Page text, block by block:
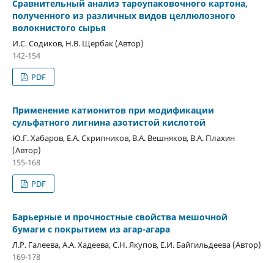
Сравнительный анализ тароупаковочного картона,
полученного из различных видов целлюлозного
волокнистого сырья
И.С. Содиков, Н.В. Щербак (Автор)
142-154
PDF
Применение катионитов при модификации
сульфатного лигнина азотистой кислотой
Ю.Г. Хабаров, Е.А. Скрипников, В.А. Вешняков, В.А. Плахин
(Автор)
155-168
PDF
Барьерные и прочностные свойства мешочной
бумаги с покрытием из агар-агара
Л.Р. Галеева, А.А. Хадеева, С.Н. Якупов, Е.И. Байгильдеева (Автор)
169-178